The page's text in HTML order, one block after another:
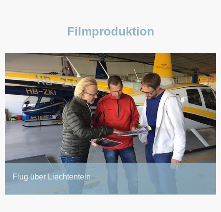
Filmproduktion
Flug über Liechtentein